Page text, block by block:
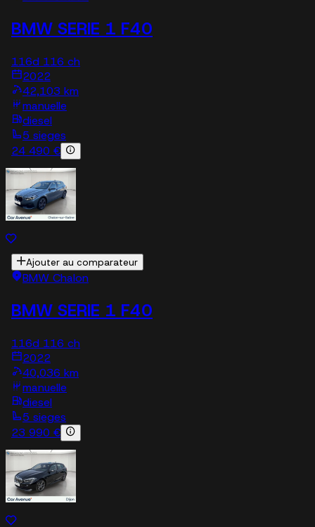
BMW SERIE 1 F40
116d 116 ch
2022
42,103 km
manuelle
diesel
5 sieges
24 490 €
Ajouter au comparateur
BMW Chalon
BMW SERIE 1 F40
116d 116 ch
2022
40,036 km
manuelle
diesel
5 sieges
23 990 €